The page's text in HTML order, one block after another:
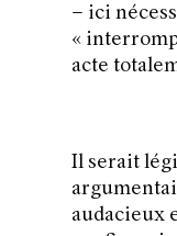
– ici
«
acte
Il serait
audacieux